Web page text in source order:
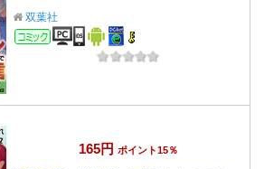
双葉社
コミック
165円 ポイント15％